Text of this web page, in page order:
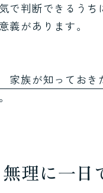
で判断できるう
義があります。
族が知っておき
理に一